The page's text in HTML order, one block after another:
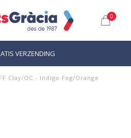
0
VERZENDING
Clay/OC - Indigo Fog/Orange